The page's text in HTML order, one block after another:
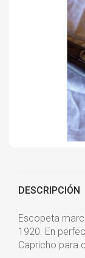
DESCRIPCIÓN
Escopeta
1920. En
Capricho para